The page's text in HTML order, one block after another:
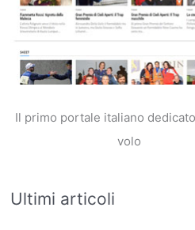
Il primo portale italiano
volo
Ultimi articoli